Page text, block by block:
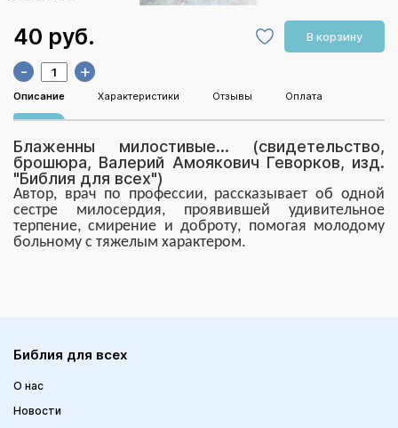
40 руб. В корзину
- +
Описание Характеристики Отзывы Оплата
Блаженны милостивые... (свидетельство,
брошюра, Валерий Амоякович Геворков, изд.
"Библия для всех")
Автор, врач по профессии, рассказывает об одной
сестре милосердия, проявившей удивительное
терпение, смирение и доброту, помогая молодому
больному с тяжелым характером.
Библия для всех
О нас
Новости